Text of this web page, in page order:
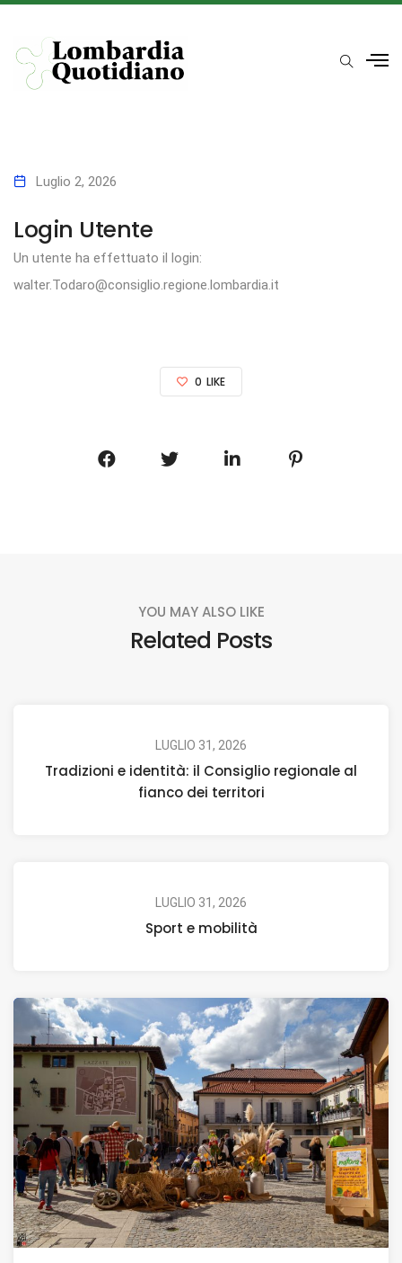
Luglio 2, 2026
Login Utente
Un utente ha effettuato il login:
walter.Todaro@consiglio.regione.lombardia.it
0 LIKE
YOU MAY ALSO LIKE
Related Posts
LUGLIO 31, 2026
Tradizioni e identità: il Consiglio regionale al
fianco dei territori
LUGLIO 31, 2026
Sport e mobilità